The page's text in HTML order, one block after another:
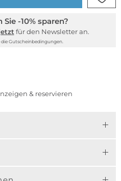
Sie -10% sparen?
für den Newsletter an.
die Gutscheinbedingungen.
& reservieren